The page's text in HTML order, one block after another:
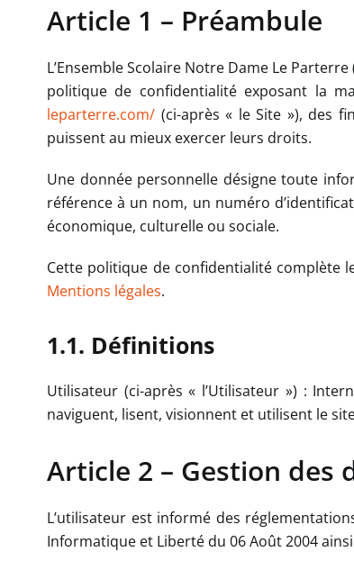
Article 1 – Préambule
L’Ensemble Scolaire Notre Dame Le
politique de confidentialité exposant la
leparterre.com/ (ci-après « le Site »), des
puissent au mieux exercer leurs droits.
Une donnée personnelle désigne toute
référence à un nom, un numéro
économique, culturelle ou sociale.
Cette politique de confidentialité complète
Mentions légales.
1.1. Définitions
Utilisateur (ci-après « l’Utilisateur ») :
naviguent, lisent, visionnent et utilisent le
Article 2 – Gestion des
L’utilisateur est informé des
Informatique et Liberté du 06 Août 2004